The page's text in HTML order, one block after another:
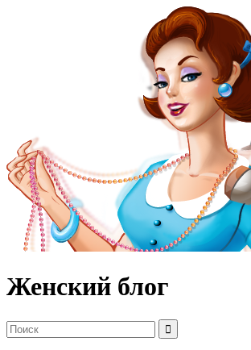
Женский блог